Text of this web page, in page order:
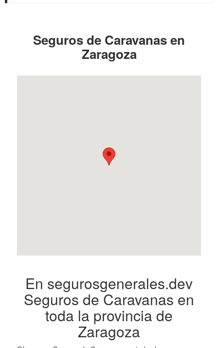
Seguros de Caravanas en
Zaragoza
En segurosgenerales.dev
Seguros de Caravanas en
toda la provincia de
Zaragoza